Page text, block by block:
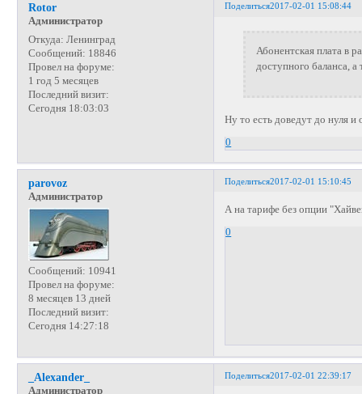
Поделиться2017-02-01 15:08:44
Rotor
Администратор
Откуда: Ленинград
Сообщений: 18846
Провел на форуме:
1 год 5 месяцев
Последний визит:
Сегодня 18:03:03
Абонентская плата в
доступного баланса, а
Ну то есть доведут до нуля и
0
Поделиться2017-02-01 15:10:45
parovoz
Администратор
Сообщений: 10941
Провел на форуме:
8 месяцев 13 дней
Последний визит:
Сегодня 14:27:18
А на тарифе без опции
0
Поделиться2017-02-01 22:39:17
_Alexander_
Администратор